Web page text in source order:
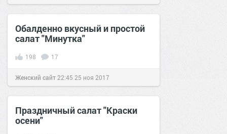
Обалденно вкусный и простой
салат "Минутка"
198 17
Женский сайт 22:45 25 ноя 2017
Праздничный салат "Краски
осени"